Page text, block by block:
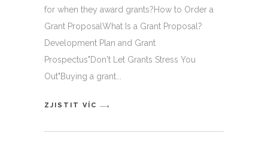
for when they award grants?How to Order a
Grant ProposalWhat Is a Grant Proposal?
Development Plan and Grant
Prospectus"Don't Let Grants Stress You
Out"Buying a grant
ZJISTIT VÍC